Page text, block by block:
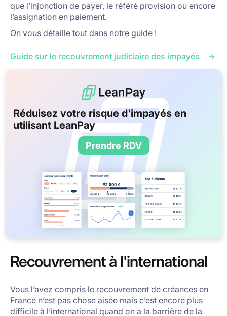
que l’injonction de payer, le référé provision ou encore
l’assignation en paiement.
On vous détaille tout dans notre guide !
Guide sur le recouvrement judiciaire des impayés
Réduisez votre risque d'impayés en
utilisant LeanPay
Prendre RDV
Recouvrement à l'international
Vous l’avez compris le recouvrement de créances en
France n’est pas chose aisée mais c’est encore plus
difficile à l’international quand on a la barrière de la